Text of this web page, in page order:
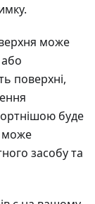
може
поверхні,
буде
може
засобу та